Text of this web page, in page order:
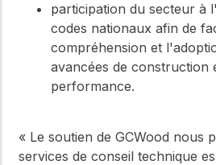
participation du secteur à
codes nationaux afin de
compréhension et
avancées de construction
performance.
« Le soutien de GCWood nous
services de conseil technique